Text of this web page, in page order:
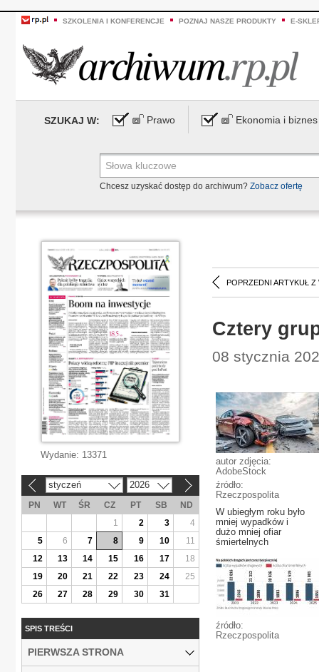
SZKOLENIA I KONFERENCJE POZNAJ NASZE PRODUKTY E-
SZUKAJ W: Prawo Ekonomia i biznes
Chcesz uzyskać dostęp do archiwum? Zobacz ofertę
POPRZEDNI ARTYKUŁ Z
Cztery
08 stycznia
autor zdjęcia:
AdobeStock
źródło:
Rzeczpospolita
W ubiegłym roku było
mniej wypadków i
dużo mniej ofiar
śmiertelnych
źródło:
Rzeczpospolita
Wydanie: 13371
styczeń 2026
PN WT ŚR CZ PT SB
ND
1
2 3
4
5
6 7 8 9 10
11
12
13 14 15 16 17
18
19
20 21 22 23 24
25
26
27 28 29 30 31
SPIS TREŚCI
PIERWSZA STRONA